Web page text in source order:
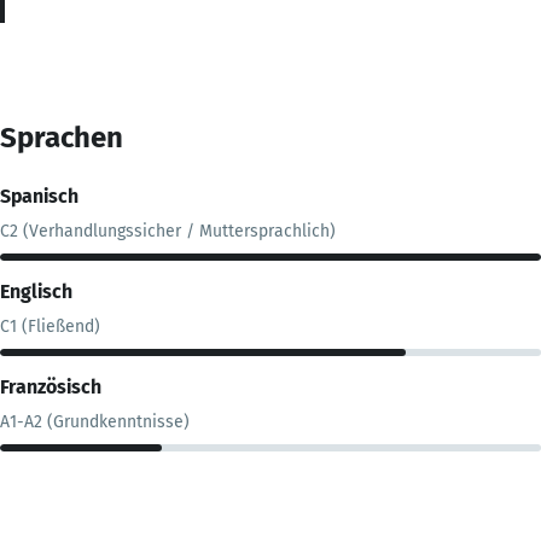
Sprachen
Spanisch
C2 (Verhandlungssicher / Muttersprachlich)
Englisch
C1 (Fließend)
Französisch
A1-A2 (Grundkenntnisse)